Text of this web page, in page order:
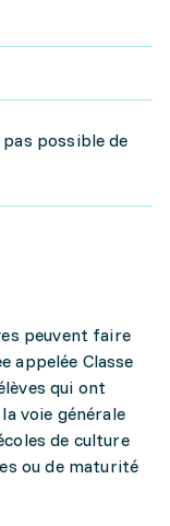
possible de
peuvent faire
appelée Classe
qui ont
voie générale
de culture
ou de maturité